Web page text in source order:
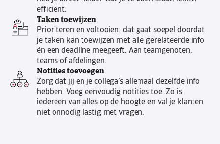
efficiënt.
Taken toewijzen
Prioriteren en voltooien: dat gaat soepel doordat
je taken kan toewijzen met alle gerelateerde info
én een deadline meegeeft. Aan teamgenoten,
teams of afdelingen.
Notities toevoegen
Zorg dat jij en je collega’s allemaal dezelfde info
hebben. Voeg eenvoudig notities toe. Zo is
iedereen van alles op de hoogte en val je klanten
niet onnodig lastig met vragen.